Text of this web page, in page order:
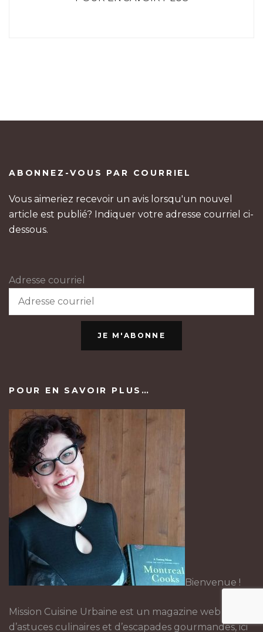
ABONNEZ-VOUS PAR COURRIEL
Vous aimeriez recevoir un avis lorsqu'un nouvel
article est publié? Indiquer votre adresse courriel ci-
dessous.
Adresse courriel
JE M'ABONNE
POUR EN SAVOIR PLUS…
Bienvenue !
Mission Cuisine Urbaine est un magazine web
d’astuces culinaires et d’escapades gourmandes, ici